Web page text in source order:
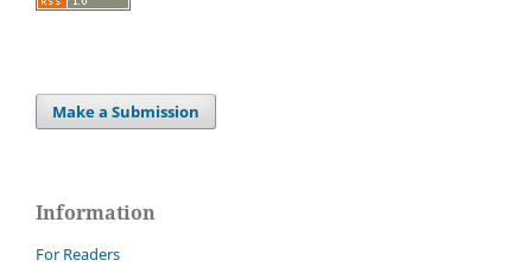
Make a Submission
Information
For Readers